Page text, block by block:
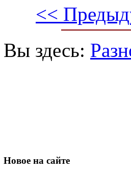
<<
Вы здесь:
Новое на сайте